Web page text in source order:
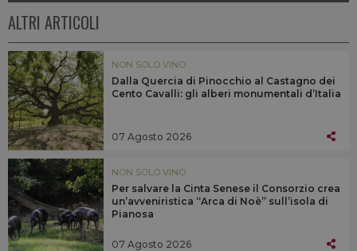
ALTRI ARTICOLI
NON SOLO VINO
Dalla Quercia di Pinocchio al Castagno dei
Cento Cavalli: gli alberi monumentali d’Italia
07 Agosto 2026
NON SOLO VINO
Per salvare la Cinta Senese il Consorzio crea
un’avveniristica “Arca di Noè” sull’isola di
Pianosa
07 Agosto 2026